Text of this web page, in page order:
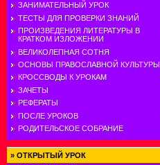
ЗАНИМАТЕЛЬНЫЙ УРОК
ТЕСТЫ ДЛЯ ПРОВЕРКИ ЗНАНИЙ
ПРОИЗВЕДЕНИЯ ЛИТЕРАТУРЫ В
КРАТКОМ ИЗЛОЖЕНИИ
ВЕЛИКОЛЕПНАЯ СОТНЯ
ОСНОВЫ ПРАВОСЛАВНОЙ КУЛЬТУРЫ
КРОССВОДЫ К УРОКАМ
ЗАЧЕТЫ
РЕФЕРАТЫ
ПОСЛЕ УРОКОВ
РОДИТЕЛЬСКОЕ СОБРАНИЕ
» ОТКРЫТЫЙ УРОК